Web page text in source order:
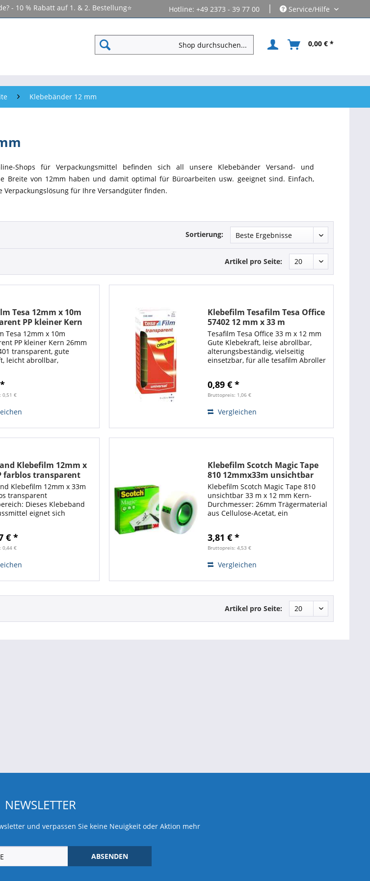
- 10 % Rabatt auf 1. & 2. Bestellung⭐ Hotline: +49 2373 - 39 77 00 | Service/Hilfe
0,00 € *
Klebebänder 12 mm
Shops für Verpackungsmittel befinden sich all unsere Klebebänder Versand- und
Breite von 12mm haben und damit optimal für Büroarbeiten usw. geeignet sind. Einfach,
für Ihre Versandgüter finden.
Sortierung:
Artikel pro Seite:
Tesa 12mm x 10m
PP kleiner Kern
Tesa 12mm x 10m
PP kleiner Kern 26mm
transparent, gute
leicht abrollbar,
Klebmasse. VE =
Office-Box = 12...
0,51 €
Klebefilm Tesafilm Tesa Office
57402 12 mm x 33 m
Tesafilm Tesa Office 33 m x 12 mm
Gute Klebekraft, leise abrollbar,
alterungsbeständig, vielseitig
einsetzbar, für alle tesafilm Abroller
aus umweltgerechter...
0,89 € *
Bruttopreis: 1,06 €
Vergleichen
Klebefilm 12mm x
farblos transparent
Klebefilm 12mm x 33m
transparent
Dieses Klebeband
eignet sich
im Büro oder für
von...
€ *
0,44 €
Klebefilm Scotch Magic Tape
810 12mmx33m unsichtbar
Klebefilm Scotch Magic Tape 810
unsichtbar 33 m x 12 mm Kern-
Durchmesser: 26mm Trägermaterial
aus Cellulose-Acetat, ein
kopierbar, beschriftbar, leicht und
geräuschlos...
3,81 € *
Bruttopreis: 4,53 €
Vergleichen
Artikel pro Seite:
NEWSLETTER
und verpassen Sie keine Neuigkeit oder Aktion mehr
ABSENDEN